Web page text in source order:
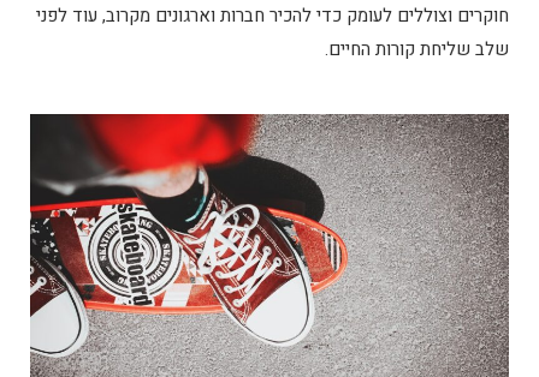
חוקרים וצוללים לעומק כדי להכיר חברות וארגונים מקרוב, עוד לפני
שלב שליחת קורות החיים.